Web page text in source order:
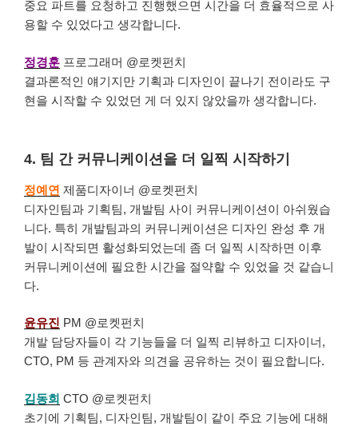
중요 파트를 요청하고 진행했으면 시간을 더 효율적으로 사
용할 수 있었다고 생각합니다.
정경훈 프로그래머 @로켓펀치
결과론적인 얘기지만 기획과 디자인이 끝나기 전이라도 구
현을 시작할 수 있었던 게 더 있지 않았을까 생각합니다.
4. 팀 간 커뮤니케이션을 더 일찍 시작하기
정예연 제품디자이너 @로켓펀치
디자인팀과 기획팀, 개발팀 사이 커뮤니케이션이 아쉬웠습
니다. 특히 개발팀과의 커뮤니케이션은 디자인 완성 후 개
발이 시작되면 활성화되었는데 좀 더 일찍 시작하면 이후
커뮤니케이션에 필요한 시간을 절약할 수 있었을 것 같습니
다.
윤유진 PM @로켓펀치
개발 담당자들이 각 기능들을 더 일찍 리뷰하고 디자이너,
CTO, PM 등 관계자와 의견을 공유하는 것이 필요합니다.
김동희 CTO @로켓펀치
초기에 기획팀, 디자인팀, 개발팀이 같이 주요 기능에 대해